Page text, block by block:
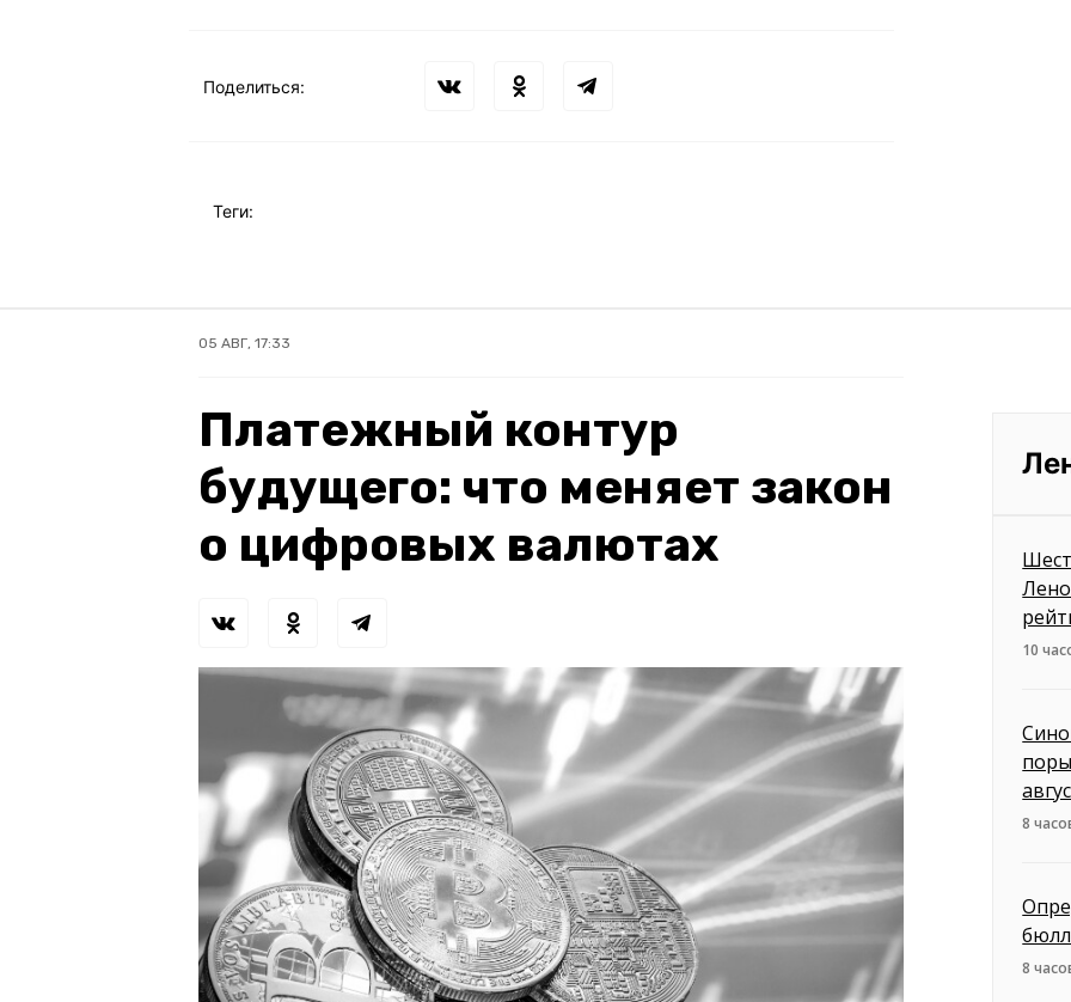
Поделиться:
Теги:
05 АВГ, 17:33
Платежный контур
будущего: что меняет закон
о цифровых валютах
10
8
8